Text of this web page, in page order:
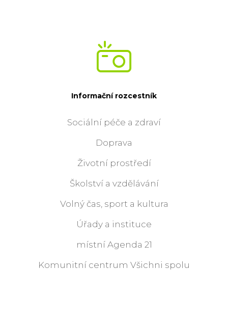
Informační rozcestník
Sociální péče a zdraví
Doprava
Životní prostředí
Školství a vzdělávání
Volný čas, sport a kultura
Úřady a instituce
místní Agenda 21
Komunitní centrum Všichni spolu